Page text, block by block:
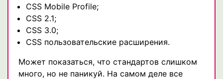
CSS Mobile Profile;
CSS 2.1;
CSS 3.0;
CSS пользовательские расширения.
Может показаться, что стандартов слишком
много, но не паникуй. На самом деле все